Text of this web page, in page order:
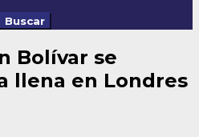
Bolívar se
llena en Londres